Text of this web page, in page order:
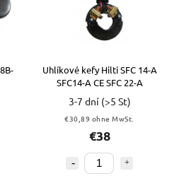
Uhlíkové kefy Hilti SFC 14-A
SFC14-A CE SFC 22-A
3-7 dní (>5 St)
€30,89 ohne MwSt.
€38